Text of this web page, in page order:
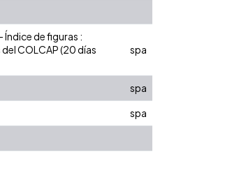
de figuras :
COLCAP (20 días
spa
spa
spa